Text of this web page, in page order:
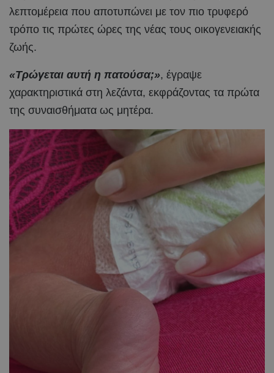
λεπτομέρεια που αποτυπώνει με τον πιο τρυφερό
τρόπο τις πρώτες ώρες της νέας τους οικογενειακής
ζωής.
«Τρώγεται αυτή η πατούσα;», έγραψε
χαρακτηριστικά στη λεζάντα, εκφράζοντας τα πρώτα
της συναισθήματα ως μητέρα.